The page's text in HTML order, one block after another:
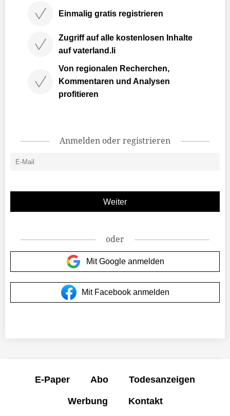
Einmalig gratis registrieren
Zugriff auf alle kostenlosen Inhalte
auf vaterland.li
Von regionalen Recherchen,
Kommentaren und Analysen
profitieren
Anmelden oder registrieren
oder
Mit Google anmelden
Mit Facebook anmelden
E-Paper Abo Todesanzeigen
Werbung Kontakt